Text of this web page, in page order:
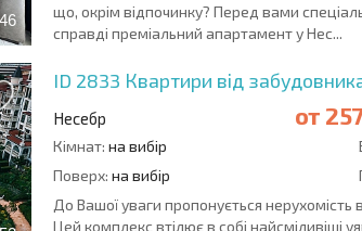
46
що, окрім відпочинку? Перед вами
справді преміальний апартамент у Нес...
ID 2833 Квартири від
Несебр от
Кімнат: на вибір
Поверх: на вибір
До Вашої уваги пропонується нерухомість
Цей комплекс втілює в собі найсміливіші